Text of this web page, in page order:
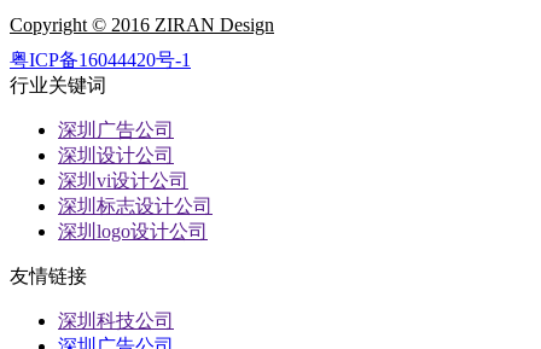
Copyright © 2016 ZIRAN Design
粤ICP备16044420号-1
行业关键词
深圳广告公司
深圳设计公司
深圳vi设计公司
深圳标志设计公司
深圳logo设计公司
友情链接
深圳科技公司